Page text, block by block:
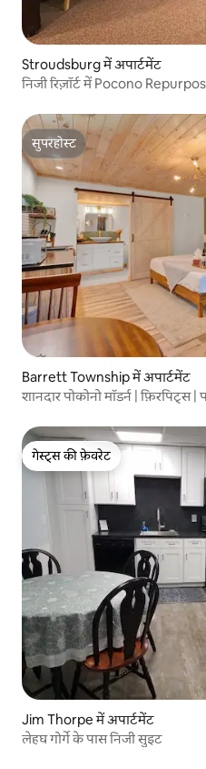
Stroudsburg में अपार्टमेंट
निजी रिज़ॉर्ट में Pocono
सुपरहोस्ट
सुपरहोस्ट
Barrett Township में अपार्टमेंट
शानदार पोकोनो मॉडर्न | फ़िरपिट्स
गेस्ट्स की फ़ेवरेट
गेस्ट्स की फ़ेवरेट
Jim Thorpe में अपार्टमेंट
लेहघ गोर्गे के पास निजी सुइट